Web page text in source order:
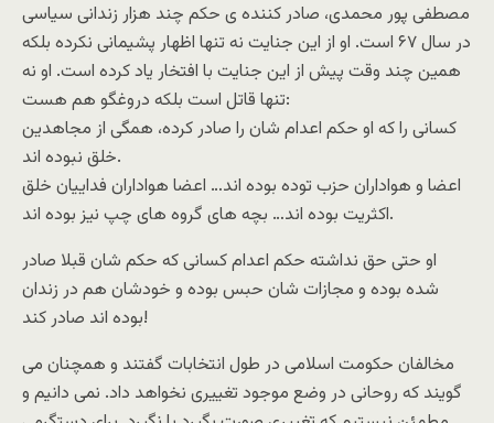
مصطفى پور محمدى، صادر کننده ى حکم چند هزار زندانى سیاسى
در سال ۶٧ است. او از این جنایت نه تنها اظهار پشیمانى نکرده بلکه
همین چند وقت پیش از این جنایت با افتخار یاد کرده است. او نه
تنها قاتل است بلکه دروغگو هم هست:
کسانى را که او حکم اعدام شان را صادر کرده، همگى از مجاهدین
خلق نبوده اند.
اعضا و هواداران حزب توده بوده اند… اعضا هواداران فداییان خلق
اکثریت بوده اند… بچه هاى گروه هاى چپ نیز بوده اند.
او حتى حق نداشته حکم اعدام کسانى که حکم شان قبلا صادر
شده بوده و مجازات شان حبس بوده و خودشان هم در زندان
بوده اند صادر کند!
مخالفان حکومت اسلامى در طول انتخابات گفتند و همچنان مى
گویند که روحانى در وضع موجود تغییرى نخواهد داد. نمى دانیم و